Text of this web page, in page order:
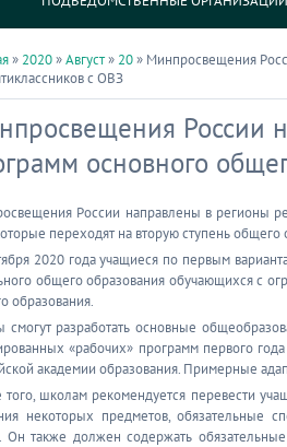
» 2020»Август» 20» Минпросвещения
с ОВЗ
России
основного
России направлены в регионы
переходят на вторую ступень общего
2020 года учащиеся по первым
общего образования обучающихся с
образования.
смогут разработать основные
«рабочих» программ первого
академии образования. Примерные
того, школам рекомендуется перевести
некоторых предметов, обязательные
Он также должен содержать